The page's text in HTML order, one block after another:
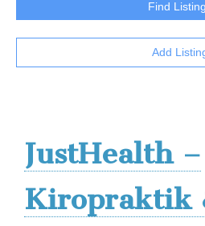
Add
JustHealth –
Kiropraktik